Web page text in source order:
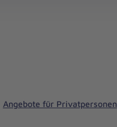
Angebote für Privatpersonen